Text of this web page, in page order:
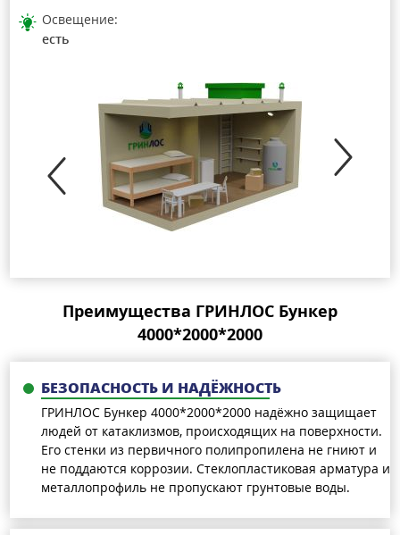
Освещение:
есть
Преимущества ГРИНЛОС Бункер
4000*2000*2000
БЕЗОПАСНОСТЬ И НАДЁЖНОСТЬ
ГРИНЛОС Бункер 4000*2000*2000 надёжно защищает
людей от катаклизмов, происходящих на поверхности.
Его стенки из первичного полипропилена не гниют и
не поддаются коррозии. Стеклопластиковая арматура и
металлопрофиль не пропускают грунтовые воды.